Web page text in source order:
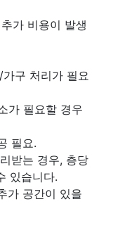
가 비용이 발생
구 처리가 필요
가 필요할 경우
필요.
받는 경우, 층당
있습니다.
가 공간이 있을